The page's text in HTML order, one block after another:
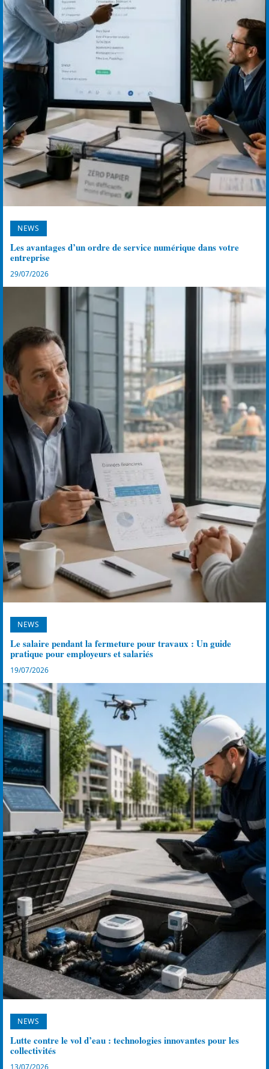
NEWS
Les avantages d’un ordre de service numérique dans votre
entreprise
29/07/2026
NEWS
Le salaire pendant la fermeture pour travaux : Un guide
pratique pour employeurs et salariés
19/07/2026
NEWS
Lutte contre le vol d’eau : technologies innovantes pour les
collectivités
13/07/2026